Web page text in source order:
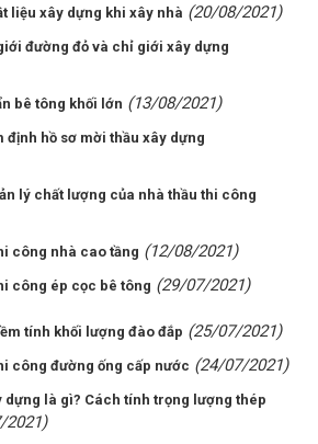
liệu xây dựng khi xây nhà (20/08/2021)
đường đỏ và chỉ giới xây dựng
bê tông khối lớn (13/08/2021)
hồ sơ mời thầu xây dựng
lý chất lượng của nhà thầu thi công
công nhà cao tầng (12/08/2021)
công ép cọc bê tông (29/07/2021)
tính khối lượng đào đắp (25/07/2021)
công đường ống cấp nước (24/07/2021)
dựng là gì? Cách tính trọng lượng thép
2021)